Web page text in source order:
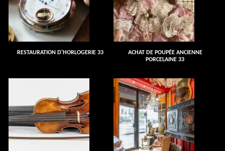
RESTAURATION D'HORLOGERIE 33
ACHAT DE POUPÉE ANCIENNE
PORCELAINE 33